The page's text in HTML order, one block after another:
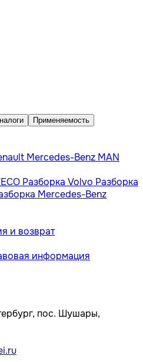
Применяемость
Mercedes-Benz MAN
Разборка Volvo Разборка
Mercedes-Benz
и возврат
информация
пос. Шушары,